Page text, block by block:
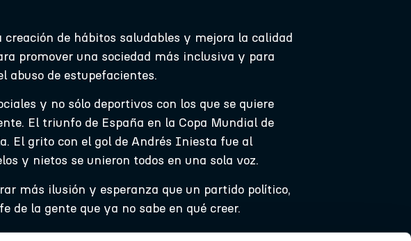
de hábitos saludables y mejora la calidad
promover una sociedad más inclusiva y para
abuso de estupefacientes.
y no sólo deportivos con los que se quiere
El triunfo de España en la Copa Mundial de
El grito con el gol de Andrés Iniesta fue al
y nietos se unieron todos en una sola voz.
más ilusión y esperanza que un partido político,
de la gente que ya no sabe en qué creer.